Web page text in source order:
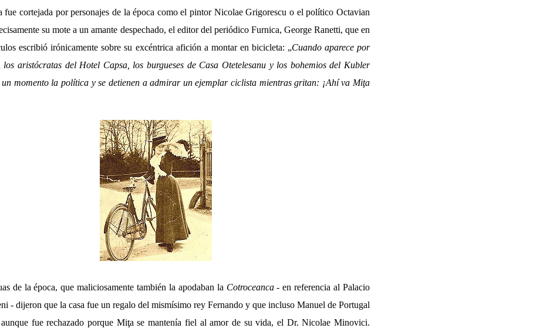
fue cortejada por personajes de la época como el pintor Nicolae Grigorescu o el político Octavian
su mote a un amante despechado, el editor del periódico Furnica, George Ranetti, que en
escribió irónicamente sobre su excéntrica afición a montar en bicicleta: „Cuando aparece por
aristócratas del Hotel Capsa, los burgueses de Casa Otetelesanu y los bohemios del Kubler
momento la política y se detienen a admirar un ejemplar ciclista mientras gritan: ¡Ahí va Miţa
de la época, que maliciosamente también la apodaban la Cotroceanca- en referencia al Palacio
- dijeron que la casa fue un regalo del mismísimo rey Fernando y que incluso Manuel de Portugal
fue rechazado porque Miţa se mantenía fiel al amor de su vida, el Dr. Nicolae Minovici.